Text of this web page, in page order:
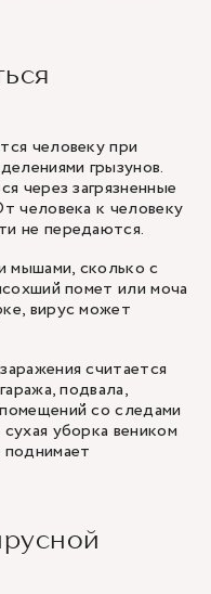
человеку при
грызунов.
через загрязненные
человека к человеку
не передаются.
мышами, сколько с
помет или моча
вирус может
считается
подвала,
со следами
уборка веником